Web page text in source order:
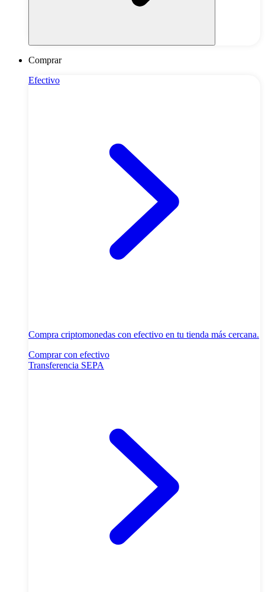
Comprar
Efectivo
Compra criptomonedas con efectivo en tu tienda más cercana.
Comprar con efectivo
Transferencia SEPA